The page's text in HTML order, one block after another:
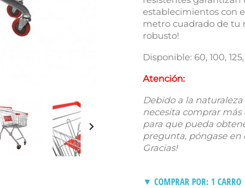

establecimientos con
metro cuadrado de tu
robusto!
Disponible: 60, 100,
Atención:
Debido a la
necesita comprar
para que pueda
pregunta, póngase en
Gracias!
▼ COMPRAR POR: 1 CARRO